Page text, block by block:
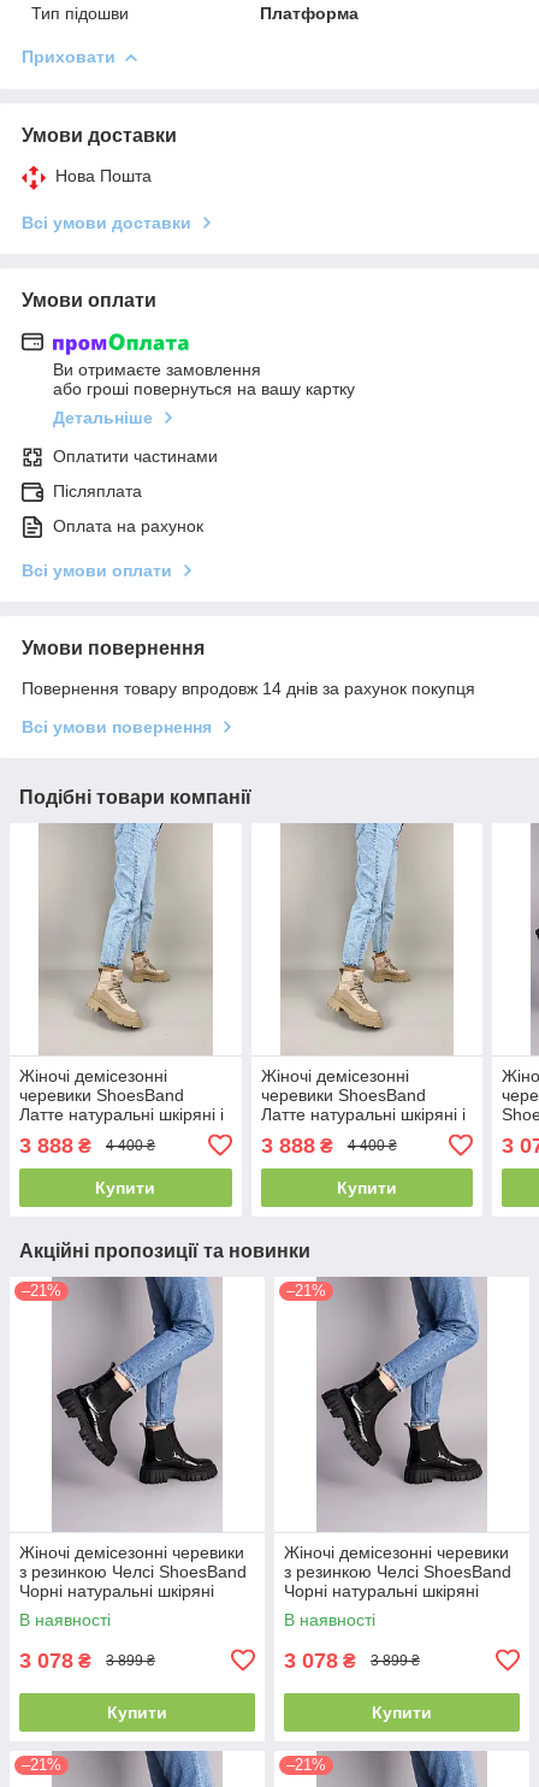
Тип підошви Платформа
Приховати
Умови доставки
Нова Пошта
Всі умови доставки
Умови оплати
Ви отримаєте замовлення
або гроші повернуться на вашу картку
Детальніше
Оплатити частинами
Післяплата
Оплата на рахунок
Всі умови оплати
Умови повернення
Повернення товару впродовж 14 днів за рахунок покупця
Всі умови повернення
Подібні товари компанії
Жіночі демісезонні
черевики ShoesBand
Латте натуральні шкіряні і
нубук на середню стопу
всередині байка 37 (24
см) (Ѕ66101д)
3 888 ₴ 4 400 ₴
Купити
Жіночі демісезонні
черевики ShoesBand
Латте натуральні шкіряні і
нубук на середню стопу
всередині байка 36 (23,5
см) (Ѕ66101д)
3 888₴ 4 400 ₴
Купити
см)
3
Акційні пропозиції та новинки
–21%
Жіночі демісезонні черевики
з резинкою Челсі ShoesBand
Чорні натуральні шкіряні
налпак всередині байка 35
(23 см) (S55881-3д)
В наявності
3 078 ₴ 3 899 ₴
Купити
–21%
Жіночі демісезонні черевики
з резинкою Челсі ShoesBand
Чорні натуральні шкіряні
налпак всередині байка 39
(25 см) (S55881-3д)
В наявності
3 078 ₴ 3 899 ₴
Купити
–21% –21%